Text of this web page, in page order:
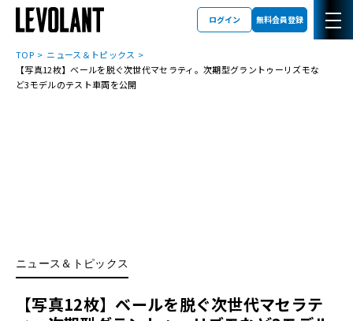
ログイン 無料会員登録
TOP
ニュース＆トピックス
【写真12枚】ベールを脱ぐ次世代マセラティ。次期型グラントゥーリズモな
ど3モデルのテスト車両を公開
ニュース＆トピックス
【写真12枚】ベールを脱ぐ次世代マセラテ